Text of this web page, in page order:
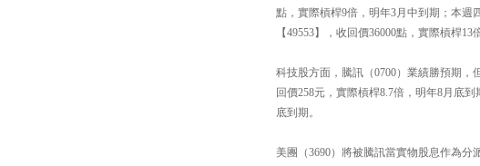
點，實際槓桿9倍，明年3月中到期；本
【49553】，收回價36000點，實際槓桿13
科技股方面，騰訊（0700）業績勝預期，
回價258元，實際槓桿8.7倍，明年8月底
底到期。
美團（3690）將被騰訊當實物股息作為